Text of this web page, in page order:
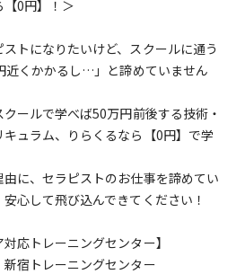
【0円】！＞
ストになりたいけど、スクールに通う
近くかかるし…」と諦めていません
ールで学べば50万円前後する技術・
キュラム、りらくるなら【0円】で学
由に、セラピストのお仕事を諦めてい
安心して飛び込んできてください！
対応トレーニングセンター】
新宿トレーニングセンター